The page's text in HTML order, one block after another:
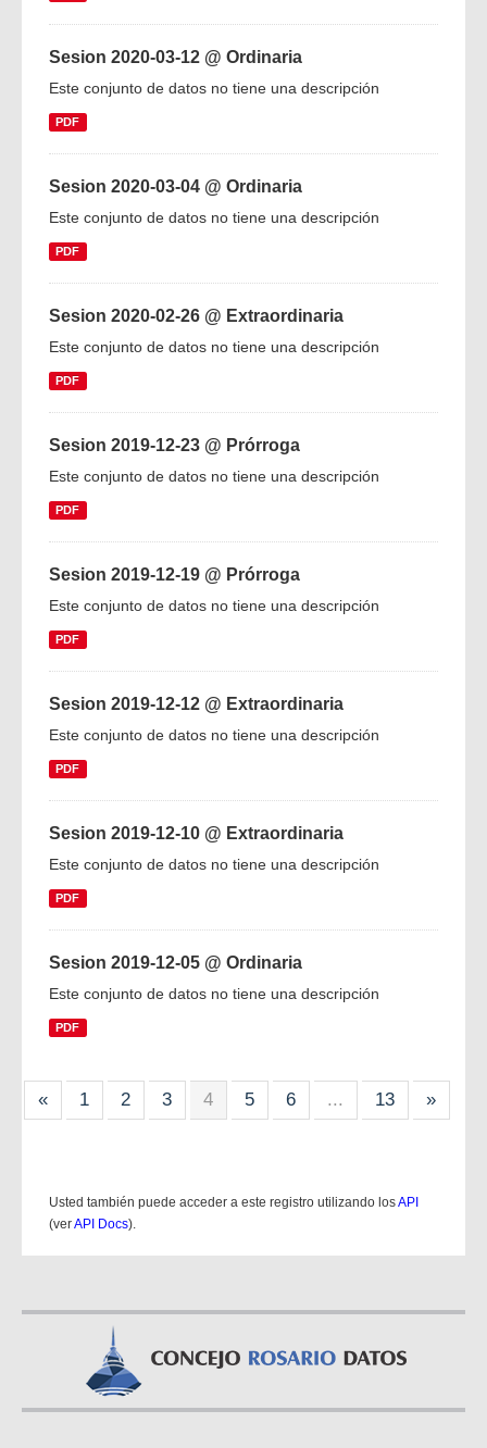
Sesion 2020-03-12 @ Ordinaria
Este conjunto de datos no tiene una descripción
PDF
Sesion 2020-03-04 @ Ordinaria
Este conjunto de datos no tiene una descripción
PDF
Sesion 2020-02-26 @ Extraordinaria
Este conjunto de datos no tiene una descripción
PDF
Sesion 2019-12-23 @ Prórroga
Este conjunto de datos no tiene una descripción
PDF
Sesion 2019-12-19 @ Prórroga
Este conjunto de datos no tiene una descripción
PDF
Sesion 2019-12-12 @ Extraordinaria
Este conjunto de datos no tiene una descripción
PDF
Sesion 2019-12-10 @ Extraordinaria
Este conjunto de datos no tiene una descripción
PDF
Sesion 2019-12-05 @ Ordinaria
Este conjunto de datos no tiene una descripción
PDF
« 1 2 3 4 5 6 ... 13 »
Usted también puede acceder a este registro utilizando losAPI
(verAPI Docs).